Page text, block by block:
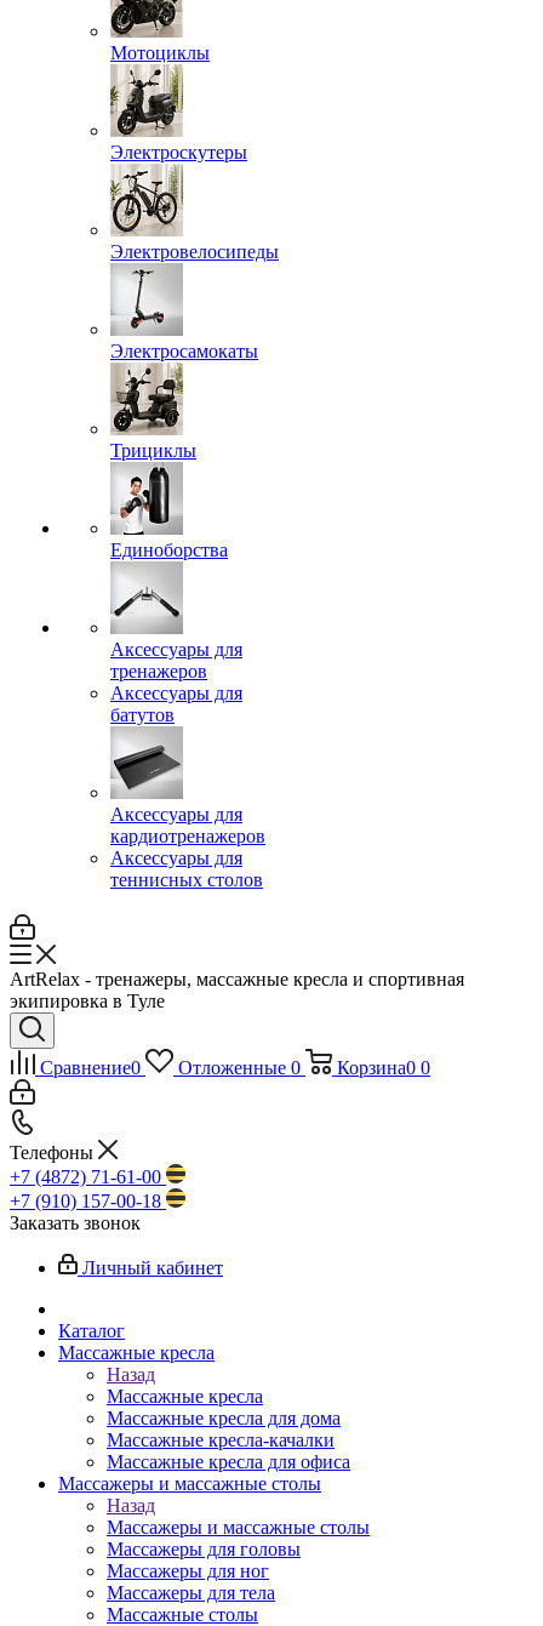
Мотоциклы
Электроскутеры
Электровелосипеды
Электросамокаты
Трициклы
Единоборства
Аксессуары для
тренажеров
Аксессуары для
батутов
Аксессуары для
кардиотренажеров
Аксессуары для
теннисных столов
ArtRelax - тренажеры, массажные кресла и спортивная
экипировка в Туле
Сравнение0 Отложенные 0 Корзина0 0
Телефоны
+7 (4872) 71-61-00
+7 (910) 157-00-18
Заказать звонок
Личный кабинет
Каталог
Массажные кресла
Назад
Массажные кресла
Массажные кресла для дома
Массажные кресла-качалки
Массажные кресла для офиса
Массажеры и массажные столы
Назад
Массажеры и массажные столы
Массажеры для головы
Массажеры для ног
Массажеры для тела
Массажные столы